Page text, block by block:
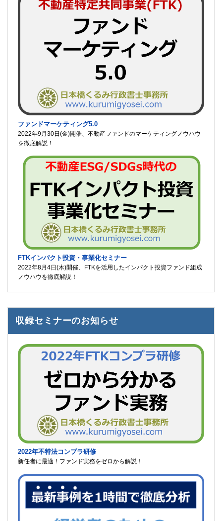
ファンドマーケティング5.0
2022年9月30日(金)開催、不動産ファンドのマーケティングノウハウ
を徹底解説！
FTKインパクト投資・事業化セミナー
2022年8月4日(木)開催、FTKを活用したインパクト投資ファンド組成
ノウハウを徹底解説！
収録セミナーのお知らせ
2022年不特法コンプラ研修
新任者に最適！ファンド実務をゼロから解説！